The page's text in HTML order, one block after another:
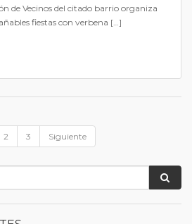
de Vecinos del citado barrio organiza
fiestas con verbena […]
2 3 Siguiente